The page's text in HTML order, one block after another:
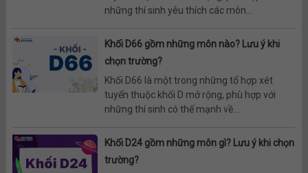
những thí sinh yêu thích các môn...
Khối D66 gồm những môn nào? Lưu ý khi
chọn trường?
Khối D66 là một trong những tổ hợp xét
tuyển thuộc khối D mở rộng, phù hợp với
những thí sinh có thế mạnh về...
Khối D24 gồm những môn gì? Lưu ý khi chọn
trường?